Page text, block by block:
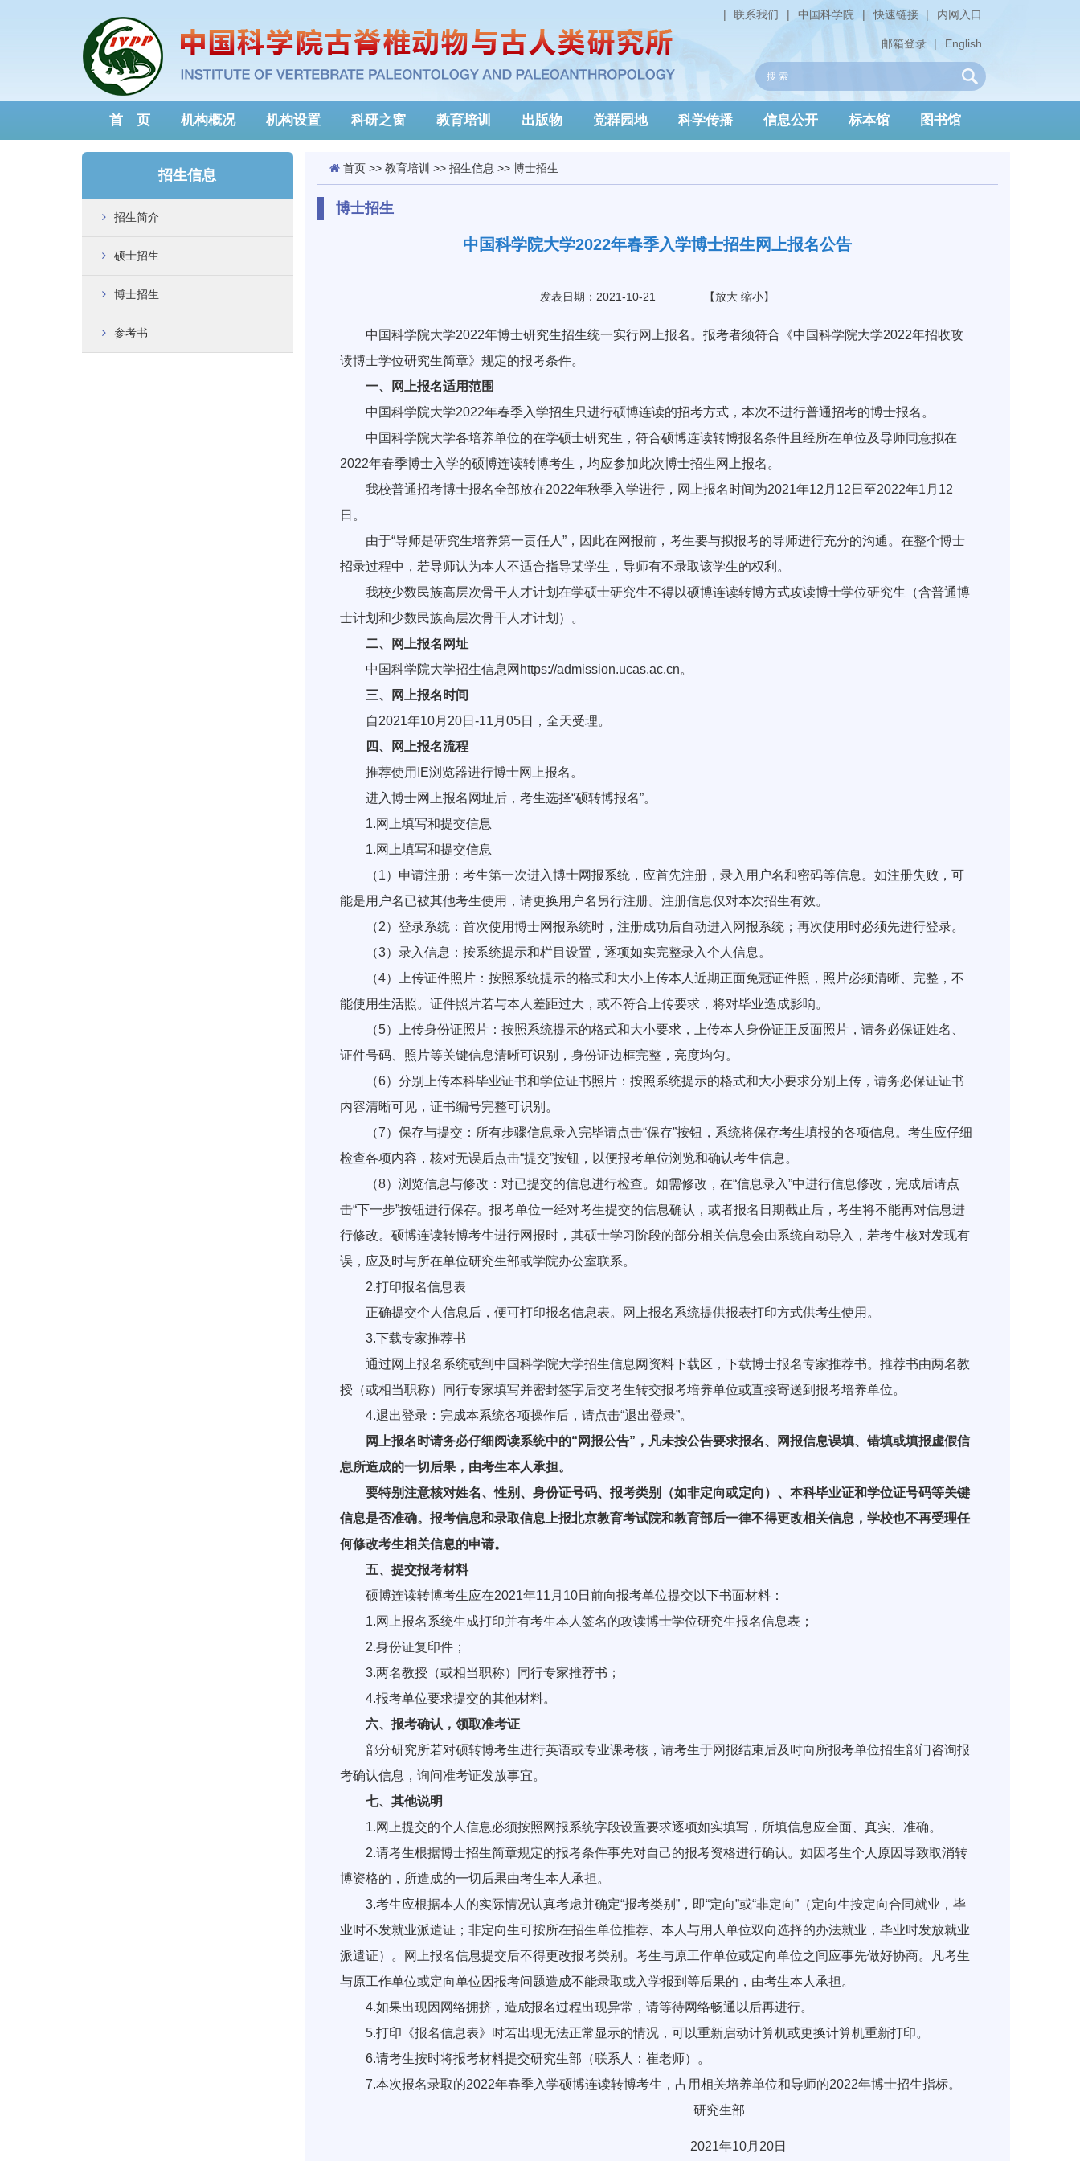
内网入口
|
快速链接
|
中国科学院
|
联系我们
|
English
|
邮箱登录
首 页 机构概况 机构设置 科研之窗 教育培训 出版物 党群园地 科学传播 信息公开 标本馆 图书馆
招生信息
招生简介
硕士招生
博士招生
参考书
首页>> 教育培训 >> 招生信息 >> 博士招生
博士招生
中国科学院大学2022年春季入学博士招生网上报名公告
发表日期：2021-10-21 【放大 缩小】
中国科学院大学2022年博士研究生招生统一实行网上报名。报考者须符合《中国科学院大学2022年招收攻
读博士学位研究生简章》规定的报考条件。
一、网上报名适用范围
中国科学院大学2022年春季入学招生只进行硕博连读的招考方式，本次不进行普通招考的博士报名。
中国科学院大学各培养单位的在学硕士研究生，符合硕博连读转博报名条件且经所在单位及导师同意拟在
2022年春季博士入学的硕博连读转博考生，均应参加此次博士招生网上报名。
我校普通招考博士报名全部放在2022年秋季入学进行，网上报名时间为2021年12月12日至2022年1月12
日。
由于“导师是研究生培养第一责任人”，因此在网报前，考生要与拟报考的导师进行充分的沟通。在整个博士
招录过程中，若导师认为本人不适合指导某学生，导师有不录取该学生的权利。
我校少数民族高层次骨干人才计划在学硕士研究生不得以硕博连读转博方式攻读博士学位研究生（含普通博
士计划和少数民族高层次骨干人才计划）。
二、网上报名网址
中国科学院大学招生信息网https://admission.ucas.ac.cn。
三、网上报名时间
自2021年10月20日-11月05日，全天受理。
四、网上报名流程
推荐使用IE浏览器进行博士网上报名。
进入博士网上报名网址后，考生选择“硕转博报名”。
1.网上填写和提交信息
1.网上填写和提交信息
（1）申请注册：考生第一次进入博士网报系统，应首先注册，录入用户名和密码等信息。如注册失败，可
能是用户名已被其他考生使用，请更换用户名另行注册。注册信息仅对本次招生有效。
（2）登录系统：首次使用博士网报系统时，注册成功后自动进入网报系统；再次使用时必须先进行登录。
（3）录入信息：按系统提示和栏目设置，逐项如实完整录入个人信息。
（4）上传证件照片：按照系统提示的格式和大小上传本人近期正面免冠证件照，照片必须清晰、完整，不
能使用生活照。证件照片若与本人差距过大，或不符合上传要求，将对毕业造成影响。
（5）上传身份证照片：按照系统提示的格式和大小要求，上传本人身份证正反面照片，请务必保证姓名、
证件号码、照片等关键信息清晰可识别，身份证边框完整，亮度均匀。
（6）分别上传本科毕业证书和学位证书照片：按照系统提示的格式和大小要求分别上传，请务必保证证书
内容清晰可见，证书编号完整可识别。
（7）保存与提交：所有步骤信息录入完毕请点击“保存”按钮，系统将保存考生填报的各项信息。考生应仔细
检查各项内容，核对无误后点击“提交”按钮，以便报考单位浏览和确认考生信息。
（8）浏览信息与修改：对已提交的信息进行检查。如需修改，在“信息录入”中进行信息修改，完成后请点
击“下一步”按钮进行保存。报考单位一经对考生提交的信息确认，或者报名日期截止后，考生将不能再对信息进
行修改。硕博连读转博考生进行网报时，其硕士学习阶段的部分相关信息会由系统自动导入，若考生核对发现有
误，应及时与所在单位研究生部或学院办公室联系。
2.打印报名信息表
正确提交个人信息后，便可打印报名信息表。网上报名系统提供报表打印方式供考生使用。
3.下载专家推荐书
通过网上报名系统或到中国科学院大学招生信息网资料下载区，下载博士报名专家推荐书。推荐书由两名教
授（或相当职称）同行专家填写并密封签字后交考生转交报考培养单位或直接寄送到报考培养单位。
4.退出登录：完成本系统各项操作后，请点击“退出登录”。
网上报名时请务必仔细阅读系统中的“网报公告”，凡未按公告要求报名、网报信息误填、错填或填报虚假信
息所造成的一切后果，由考生本人承担。
要特别注意核对姓名、性别、身份证号码、报考类别（如非定向或定向）、本科毕业证和学位证号码等关键
信息是否准确。报考信息和录取信息上报北京教育考试院和教育部后一律不得更改相关信息，学校也不再受理任
何修改考生相关信息的申请。
五、提交报考材料
硕博连读转博考生应在2021年11月10日前向报考单位提交以下书面材料：
1.网上报名系统生成打印并有考生本人签名的攻读博士学位研究生报名信息表；
2.身份证复印件；
3.两名教授（或相当职称）同行专家推荐书；
4.报考单位要求提交的其他材料。
六、报考确认，领取准考证
部分研究所若对硕转博考生进行英语或专业课考核，请考生于网报结束后及时向所报考单位招生部门咨询报
考确认信息，询问准考证发放事宜。
七、其他说明
1.网上提交的个人信息必须按照网报系统字段设置要求逐项如实填写，所填信息应全面、真实、准确。
2.请考生根据博士招生简章规定的报考条件事先对自己的报考资格进行确认。如因考生个人原因导致取消转
博资格的，所造成的一切后果由考生本人承担。
3.考生应根据本人的实际情况认真考虑并确定“报考类别”，即“定向”或“非定向”（定向生按定向合同就业，毕
业时不发就业派遣证；非定向生可按所在招生单位推荐、本人与用人单位双向选择的办法就业，毕业时发放就业
派遣证）。网上报名信息提交后不得更改报考类别。考生与原工作单位或定向单位之间应事先做好协商。凡考生
与原工作单位或定向单位因报考问题造成不能录取或入学报到等后果的，由考生本人承担。
4.如果出现因网络拥挤，造成报名过程出现异常，请等待网络畅通以后再进行。
5.打印《报名信息表》时若出现无法正常显示的情况，可以重新启动计算机或更换计算机重新打印。
6.请考生按时将报考材料提交研究生部（联系人：崔老师）。
7.本次报名录取的2022年春季入学硕博连读转博考生，占用相关培养单位和导师的2022年博士招生指标。
研究生部
2021年10月20日